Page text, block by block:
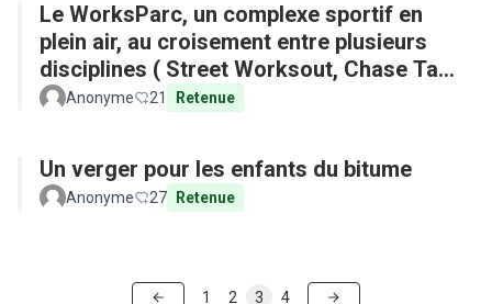
Le WorksParc, un complexe sportif en
plein air, au croisement entre plusieurs
disciplines ( Street Worksout, Chase Tag,
Parkour)
Anonyme 21 Retenue
Un verger pour les enfants du bitume
Anonyme 27 Retenue
1 2 3 4